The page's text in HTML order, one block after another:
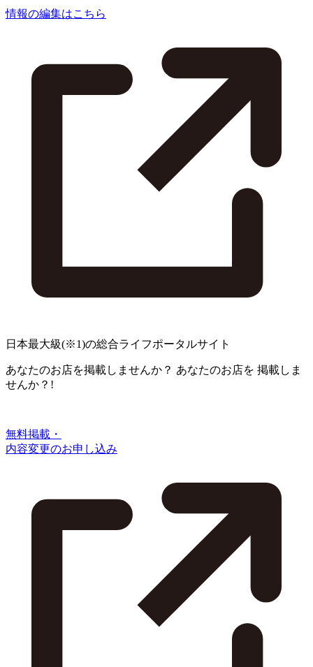
情報の編集はこちら
日本最大級(※1)の総合ライフポータルサイト
あなたのお店を掲載しませんか？ あなたのお店を 掲載しま
せんか？!
無料掲載・
内容変更のお申し込み